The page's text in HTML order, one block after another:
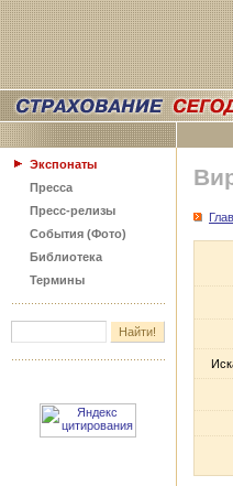
Экспонаты
Пресса
Пресс-релизы
События (Фото)
Библиотека
Термины